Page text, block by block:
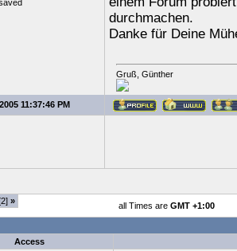
durchmachen.
Danke für Deine
Gruß, Günther
11:37:46 PM
» all Times are GMT +1:00
Access